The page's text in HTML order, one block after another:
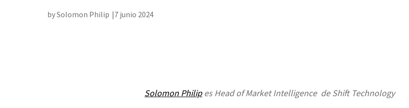
by Solomon Philip 7 junio 2024
Solomon Philipes Head of Market Intelligence de Shift Technology